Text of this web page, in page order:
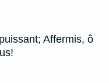
Affermis, ô